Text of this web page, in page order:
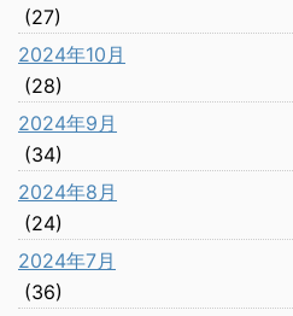
(27)
2024年10月
(28)
2024年9月
(34)
2024年8月
(24)
2024年7月
(36)